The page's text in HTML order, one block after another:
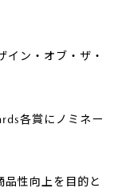
ン・オブ・ザ・
各賞にノミネー
品性向上を目的と